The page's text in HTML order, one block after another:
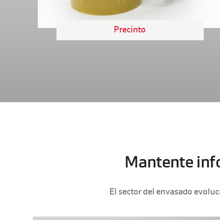
Precinto
Mantente
El sector del envasado